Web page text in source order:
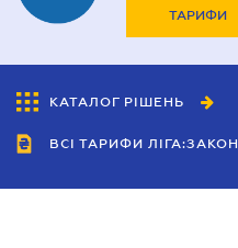
ТАРИФИ
КАТАЛОГ РІШЕНЬ
ВСІ ТАРИФИ ЛІГА:ЗАКОН